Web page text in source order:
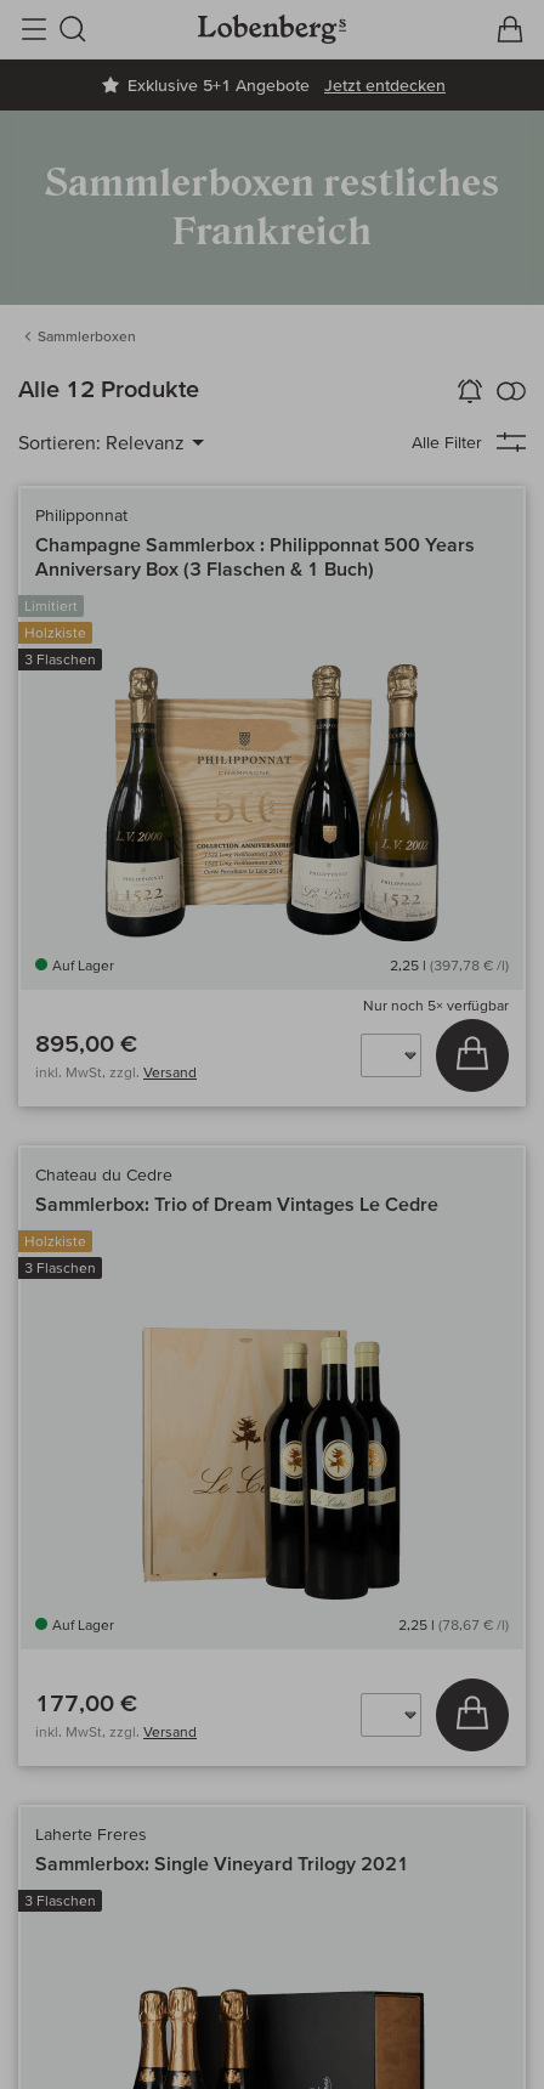
Exklusive 5+1 Angebote Jetzt entdecken
Suche
Sammlerboxen restliches
Frankreich
Sammlerboxen
Alle 12 Produkte Wein-Alarm
aktivieren
Sortieren: Relevanz Alle Filter
Philipponnat
Champagne Sammlerbox : Philipponnat 500 Years
Anniversary Box (3 Flaschen & 1 Buch)
Limitiert
Holzkiste
3 Flaschen
Auf Lager 2,25 l (397,78 € /l)
Nur noch 5× verfügbar
895,00 €
inkl. MwSt, zzgl. Versand
In
Chateau du Cedre
Sammlerbox: Trio of Dream Vintages Le Cedre
Holzkiste
3 Flaschen
Auf Lager 2,25 l (78,67 € /l)
177,00 €
inkl. MwSt, zzgl. Versand
In
Laherte Freres
Sammlerbox: Single Vineyard Trilogy 2021
3 Flaschen